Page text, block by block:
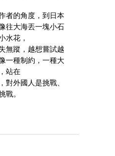
者的角度，到日本
往大海丟一塊小石
水花，
無蹤，越想嘗試越
一種制約，一種大
站在
對外國人是挑戰、
戰。